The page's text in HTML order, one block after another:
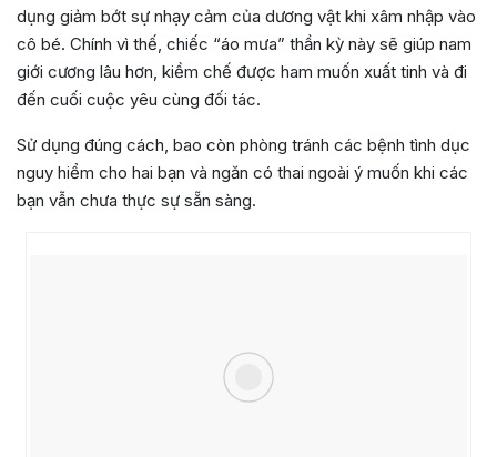
dụng giảm bớt sự nhạy cảm của dương vật khi xâm nhập vào
cô bé. Chính vì thế, chiếc “áo mưa” thần kỳ này sẽ giúp nam
giới cương lâu hơn, kiềm chế được ham muốn xuất tinh và đi
đến cuối cuộc yêu cùng đối tác.
Sử dụng đúng cách, bao còn phòng tránh các bệnh tình dục
nguy hiểm cho hai bạn và ngăn có thai ngoài ý muốn khi các
bạn vẫn chưa thực sự sẵn sàng.